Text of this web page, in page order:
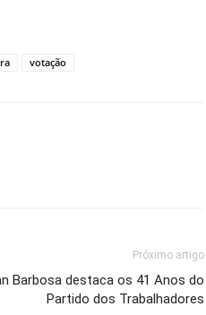
votação
Próximo artigo
Barbosa destaca os 41 Anos do
Partido dos Trabalhadores